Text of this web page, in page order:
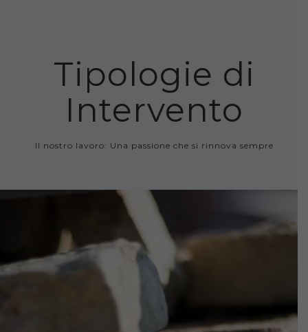
Tipologie di
Intervento
Il nostro lavoro: Una passione che si rinnova sempre